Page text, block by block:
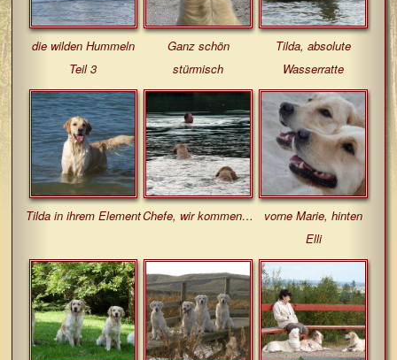
die wilden Hummeln
Teil 3
Ganz schön
stürmisch
Tilda, absolute
Wasserratte
Tilda in ihrem ElementChefe, wir kommen…
vorne Marie, hinten
Elli